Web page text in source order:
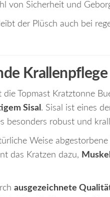
von Sicherheit und
der Plüsch auch bei
Krallenpflege
Topmast Kratztonne
Sisal . Sisal ist eines
besonders robust und
Weise
das Kratzen dazu,
ausgezeichnete